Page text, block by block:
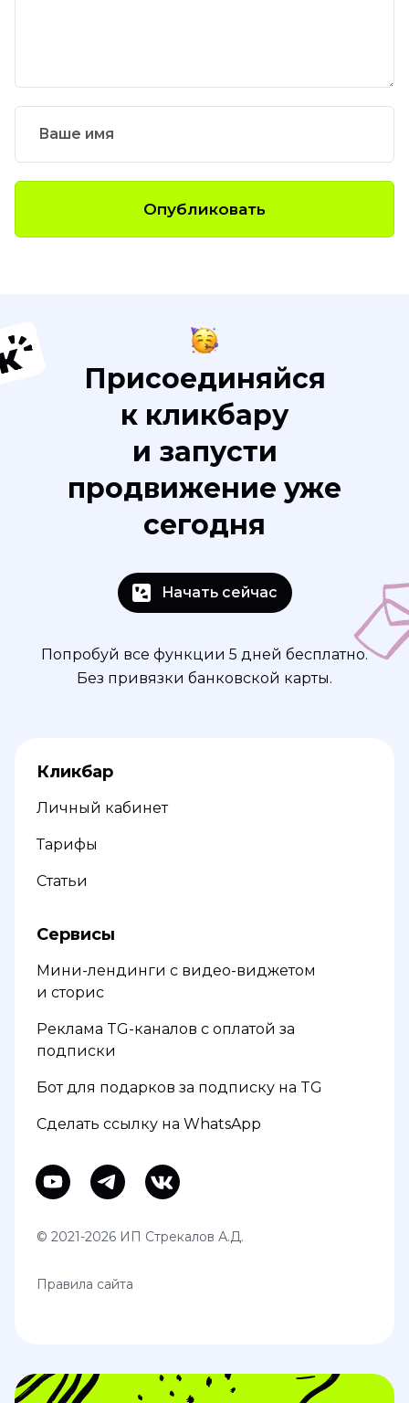
Ваше имя
Опубликовать
Присоединяйся
к кликбару
и запусти
продвижение уже
сегодня
Начать сейчас
Попробуй все функции 5 дней бесплатно.
Без привязки банковской карты.
Кликбар
Личный кабинет
Тарифы
Статьи
Сервисы
Мини-лендинги с видео-виджетом
и сторис
Реклама TG-каналов с оплатой за
подписки
Бот для подарков за подписку на TG
Сделать ссылку на WhatsApp
© 2021-2026 ИП Стрекалов А.Д.
Правила сайта